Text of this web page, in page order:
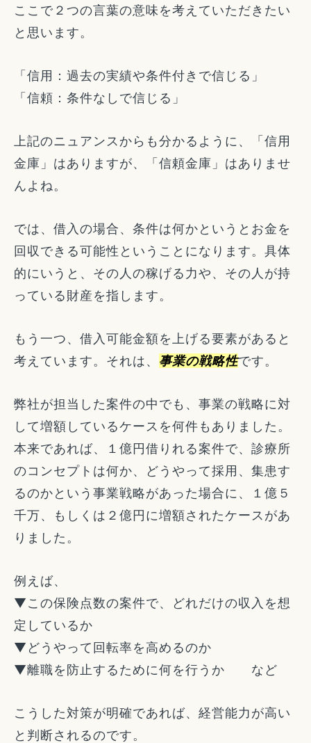
ここで２つの言葉の意味を考えていただきたい
と思います。
「信用：過去の実績や条件付きで信じる」
「信頼：条件なしで信じる」
上記のニュアンスからも分かるように、「信用
金庫」はありますが、「信頼金庫」はありませ
んよね。
では、借入の場合、条件は何かというとお金を
回収できる可能性ということになります。具体
的にいうと、その人の稼げる力や、その人が持
っている財産を指します。
もう一つ、借入可能金額を上げる要素があると
考えています。それは、 事業の戦略性です。
弊社が担当した案件の中でも、事業の戦略に対
して増額しているケースを何件もありました。
本来であれば、１億円借りれる案件で、診療所
のコンセプトは何か、どうやって採用、集患す
るのかという事業戦略があった場合に、１億５
千万、もしくは２億円に増額されたケースがあ
りました。
例えば、
▼この保険点数の案件で、どれだけの収入を想
定しているか
▼どうやって回転率を高めるのか
▼離職を防止するために何を行うか など
こうした対策が明確であれば、経営能力が高い
と判断されるのです。